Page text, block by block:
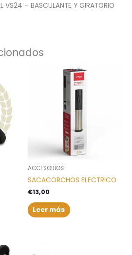
VS24 – BASCULANTE Y GIRATORIO
ACCESORIOS
SACACORCHOS ELECTRICO
€13,00
Leer más